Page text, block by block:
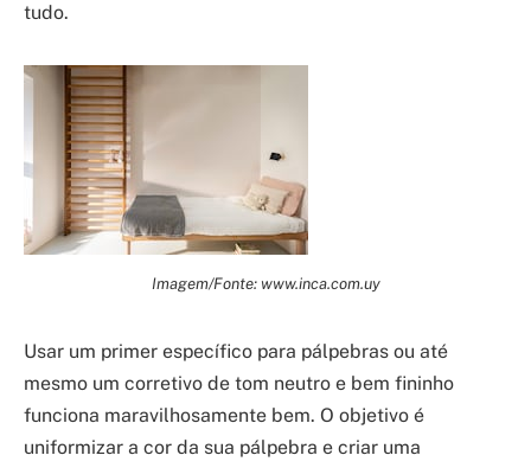
tudo.
Imagem/Fonte: www.inca.com.uy
Usar um primer específico para pálpebras ou até
mesmo um corretivo de tom neutro e bem fininho
funciona maravilhosamente bem. O objetivo é
uniformizar a cor da sua pálpebra e criar uma